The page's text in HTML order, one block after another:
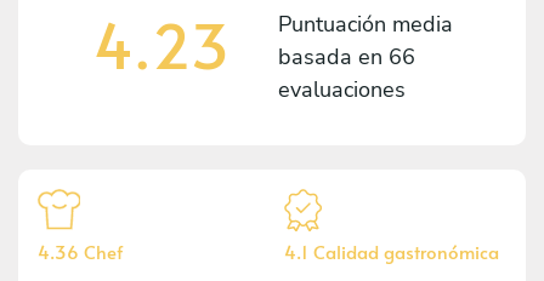
4.23
Puntuación media
basada en 66
evaluaciones
4.36 Chef 4.1 Calidad gastronómica